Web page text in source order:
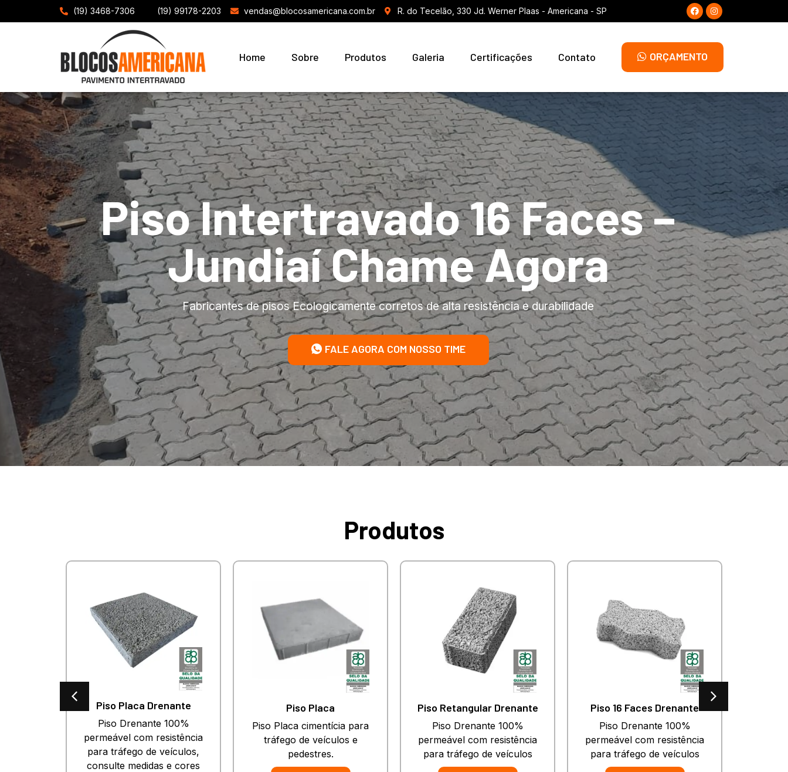
(19) 3468-7306 (19) 99178-2203 vendas@blocosamericana.com.br R. do Tecelão, 330 Jd. Werner Plaas - Americana - SP
Home Sobre Produtos Galeria Certificações Contato ORÇAMENTO
Piso Intertravado 16 Faces –
Jundiaí Chame Agora
Fabricantes de pisos Ecologicamente corretos de alta resistência e durabilidade
FALE AGORA COM NOSSO TIME
Produtos
Piso Placa Drenante
Piso Drenante 100%
permeável com resistência
para tráfego de veículos,
consulte medidas e cores
Piso Placa
Piso Placa cimentícia para
tráfego de veículos e
pedestres.
Piso Retangular Drenante
Piso Drenante 100%
permeável com resistência
para tráfego de veículos
Piso 16 Faces Drenante
Piso Drenante 100%
permeável com resistência
para tráfego de veículos